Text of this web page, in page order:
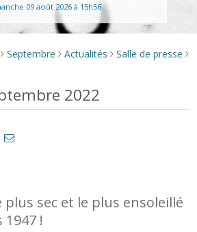
09 août 2026 à 15h56
> Septembre > Actualités > Salle de presse >
2022
plus sec et le plus ensoleillé
!